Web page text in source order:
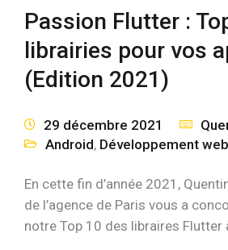
Passion Flutter :
librairies pour vos
(Edition 2021)
29 décembre 2021
Android, Développement
En cette fin d’année 2021,
de l’agence de Paris vous a
notre Top 10 des libraires Flutter